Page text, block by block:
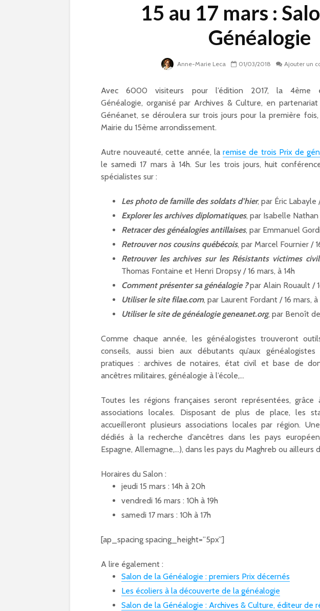
15 au 17 mars :
Généalogie
Anne-Marie Leca 01/03/2018 Ajouter un
Avec 6000 visiteurs pour l’édition 2017, la
Généalogie, organisé par Archives & Culture, en
Généanet, se déroulera sur trois jours pour la première
Mairie du 15ème arrondissement.
Autre nouveauté, cette année, laremise de trois Prix de
le samedi 17 mars à 14h. Sur les trois jours, huit
spécialistes sur :
Les photo de famille des soldats d’hier, par Éric Labayle
Explorer les archives diplomatiques, par Isabelle Nathan
Retracer des généalogies antillaises, par Emmanuel
Retrouver nos cousins québécois, par Marcel Fournier /
Retrouver les archives sur les Résistants victimes
Thomas Fontaine et Henri Dropsy / 16 mars, à 14h
Comment présenter sa généalogie ?par Alain Rouault /
Utiliser le site filae.com, par Laurent Fordant / 16 mars, à
Utiliser le site de généalogie geneanet.org, par Benoît
Comme chaque année, les généalogistes trouveront
conseils, aussi bien aux débutants qu’aux
pratiques : archives de notaires, état civil et base de
ancêtres militaires, généalogie à l’école,…
Toutes les régions françaises seront représentées,
associations locales. Disposant de plus de place, les
accueilleront plusieurs associations locales par région.
dédiés à la recherche d’ancêtres dans les pays
Espagne, Allemagne,…), dans les pays du Maghreb ou ailleurs
Horaires du Salon :
jeudi 15 mars : 14h à 20h
vendredi 16 mars : 10h à 19h
samedi 17 mars : 10h à 17h
[ap_spacing spacing_height=”5px”]
A lire également :
Salon de la Généalogie : premiers Prix décernés
Les écoliers à la découverte de la généalogie
Salon de la Généalogie : Archives & Culture, éditeur de
Compétitions, flamme
olympique… les Jeux
Paralympiques à Paris
15
pour Paris 15 au
Budget participatif
2023
10/10/2023
Les meilleurs pains
bio d’Ile-de-France
09/10/2023
01/04/